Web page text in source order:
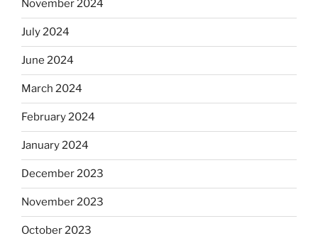
November 2024
July 2024
June 2024
March 2024
February 2024
January 2024
December 2023
November 2023
October 2023